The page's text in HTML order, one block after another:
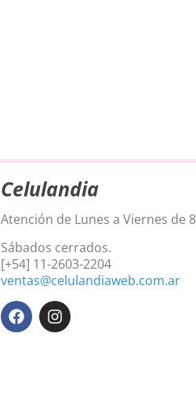
Celulandia
Atención de Lunes a Viernes de
Sábados cerrados.
[+54] 11-2603-2204
ventas@celulandiaweb.com.ar